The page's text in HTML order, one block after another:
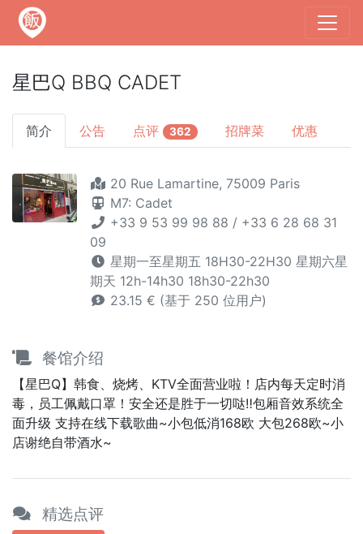
星巴Q BBQ CADET
简介 公告 点评 362 招牌菜 优惠
20 Rue Lamartine, 75009 Paris
M7: Cadet
+33 9 53 99 98 88 / +33 6 28 68 31
09
星期一至星期五 18H30-22H30 星期六星
期天 12h-14h30 18h30-22h30
23.15 € (基于 250 位用户)
餐馆介绍
【星巴Q】韩食、烧烤、KTV全面营业啦！店内每天定时消
毒，员工佩戴口罩！安全还是胜于一切哒‼️包厢音效系统全
面升级 支持在线下载歌曲~小包低消168欧 大包268欧~小
店谢绝自带酒水~
精选点评